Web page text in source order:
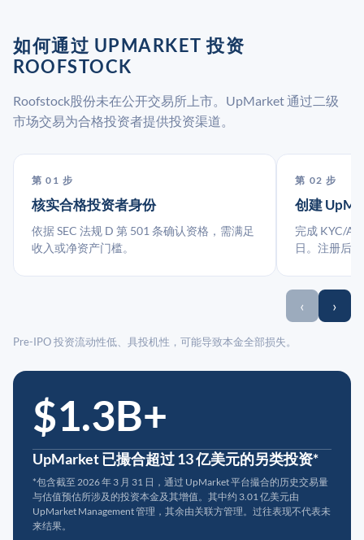
如何通过 UPMARKET 投资
ROOFSTOCK
Roofstock股份未在公开交易所上市。UpMarket 通过二级
市场交易为合格投资者提供投资渠道。
第 01 步
核实合格投资者身份
依据 SEC 法规 D 第 501 条确认资格，需满足
收入或净资产门槛。
第 02 步
创建
完成 KYC/
日。注册后
‹ ›
Pre-IPO 投资流动性低、具投机性，可能导致本金全部损失。
$1.3B+
UpMarket 已撮合超过 13 亿美元的另类投资*
*包含截至 2026 年 3 月 31 日，通过 UpMarket 平台撮合的历史交易量
与估值预估所涉及的投资本金及其增值。其中约 3.01 亿美元由
UpMarket Management 管理，其余由关联方管理。过往表现不代表未
来结果。